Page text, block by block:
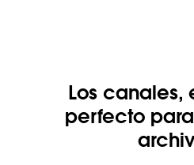
Los canales,
perfecto